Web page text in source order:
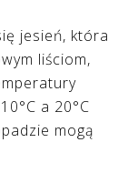
jesień, która
liściom,
a 20°C
mogą